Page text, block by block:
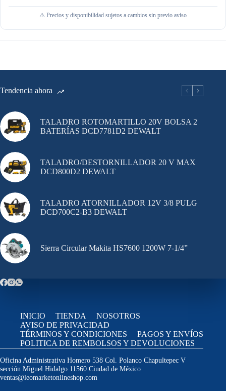
⚠️ Precios y disponibilidad sujetos a cambios sin previo aviso
Tendencia ahora
TALADRO ROTOMARTILLO 20V BOLSA 2
BATERÍAS DCD7781D2 DEWALT
TALADRO/DESTORNILLADOR 20 V MAX
DCD800D2 DEWALT
TALADRO ATORNILLADOR 12V 3/8 PULG
DCD700C2-B3 DEWALT
Sierra Circular Makita HS7600 1200W 7-1/4”
INICIO TIENDA
NOSOTROS
AVISO DE PRIVACIDAD
TÉRMINOS Y CONDICIONES
PAGOS Y ENVÍOS
POLITICA DE REMBOLSOS Y DEVOLUCIONES
Oficina Administrativa Homero 538 Col. Polanco Chapultepec V
sección Miguel Hidalgo 11560 Ciudad de México
ventas@leomarketonlineshop.com